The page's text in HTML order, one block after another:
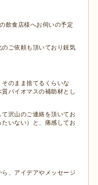
飲食店様へお伺いの予定
ご依頼も頂いており鋭気
のまま捨てるくらいな
バイオマスの補助材とし
沢山のご連絡を頂いてお
いない）と、痛感してお
、アイデアやメッセージ